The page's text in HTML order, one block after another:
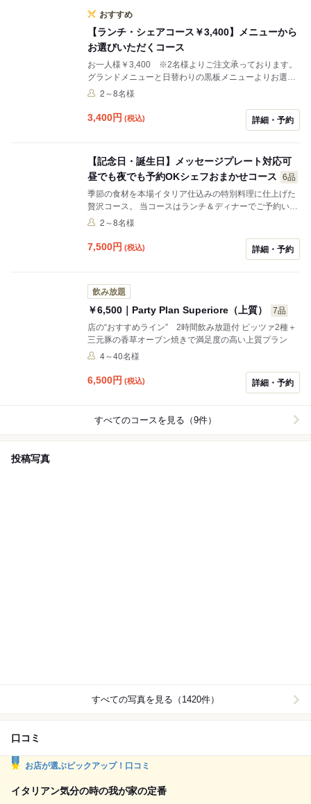
おすすめ
【ランチ・シェアコース￥3,400】メニューから
お選びいただくコース
お一人様￥3,400 ※2名様よりご注文承っております。
グランドメニューと日替わりの黒板メニューよりお選び
頂く、プリフィクス形式のランチシェアコースです。 イ
り約50種類、イタリア現地で愛される郷土料理を中心と
した黒板メニューより約20種類、ドリンク類に関しても
2～8名様
3,400円 (税込) 詳細・予約
【記念日・誕生日】メッセージプレート対応可
昼でも夜でも予約OKシェフおまかせコース
6品
季節の食材を本場イタリア仕込みの特別料理に仕上げた
贅沢コース。 当コースはランチ＆ディナーでご予約いた
だけます。メニューは仕入ごとに変わるこだわりの内容
応え致しますので お気軽にお問い合わせください!!
2～8名様
7,500円 (税込) 詳細・予約
飲み放題
￥6,500｜Party Plan Superiore（上質）
7品
店の“おすすめライン” 2時間飲み放題付 ピッツァ2種＋
三元豚の香草オーブン焼きで満足度の高い上質プラン
4～40名様
6,500円 (税込) 詳細・予約
すべてのコースを見る（9件）
投稿写真
すべての写真を見る（1420件）
口コミ
お店が選ぶピックアップ！口コミ
イタリアン気分の時の我が家の定番